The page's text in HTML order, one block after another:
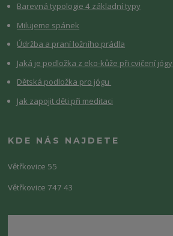
Barevná typologie 4 základní typy
Milujeme spánek
Údržba a praní ložního prádla
Jaká je podložka z eko-kůže při cvičení jógy
Dětská podložka pro jógu
Jak zapojit děti při meditaci
KDE NÁS NAJDETE
Větřkovice 55
Větřkovice 747 43